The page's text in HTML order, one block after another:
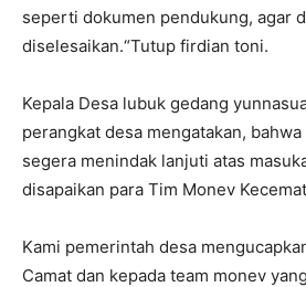
seperti dokumen pendukung, agar
diselesaikan.“Tutup firdian toni.
Kepala Desa lubuk gedang
perangkat desa mengatakan,
segera menindak lanjuti atas
disapaikan para Tim Monev
Kami pemerintah desa
Camat dan kepada team monev